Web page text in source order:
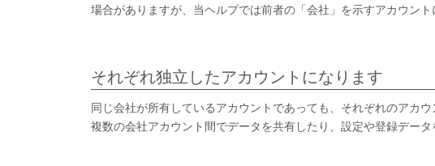
場合がありますが、当ヘルプでは前者の「会社」を示すアカウント
それぞれ独立したアカウントになります
同じ会社が所有しているアカウントであっても、それぞれのアカ
複数の会社アカウント間でデータを共有したり、設定や登録データ